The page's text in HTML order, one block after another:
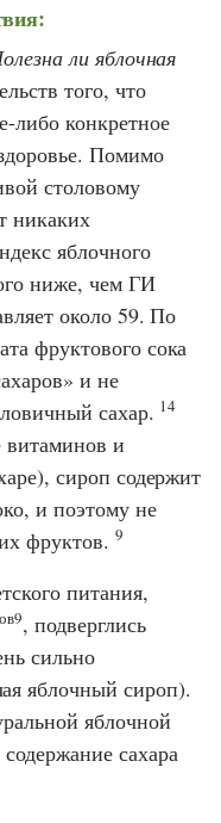
ли яблочная
того, что
либо конкретное
Помимо
столовому
никаких
яблочного
ниже, чем ГИ
около 59. По
фруктового сока
и не
сахар. 14
витаминов и
сироп содержит
и поэтому не
фруктов. 9
питания,
, подверглись
сильно
яблочный сироп).
яблочной
сахара